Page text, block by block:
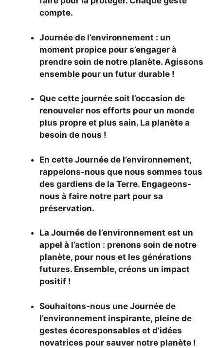
compte.
Journée de l’environnement : un
moment propice pour s’engager à
prendre soin de notre planète. Agissons
ensemble pour un futur durable !
Que cette journée soit l’occasion de
renouveler nos efforts pour un monde
plus propre et plus sain. La planète a
besoin de nous !
En cette Journée de l’environnement,
rappelons-nous que nous sommes tous
des gardiens de la Terre. Engageons-
nous à faire notre part pour sa
préservation.
La Journée de l’environnement est un
appel à l’action : prenons soin de notre
planète, pour nous et les générations
futures. Ensemble, créons un impact
positif !
Souhaitons-nous une Journée de
l’environnement inspirante, pleine de
gestes écoresponsables et d’idées
novatrices pour sauver notre planète !